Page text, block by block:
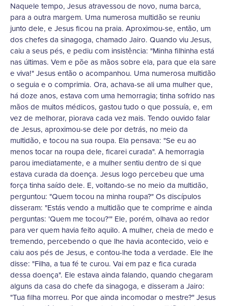
Naquele tempo, Jesus atravessou de novo, numa barca,
para a outra margem. Uma numerosa multidão se reuniu
junto dele, e Jesus ficou na praia. Aproximou-se, então, um
dos chefes da sinagoga, chamado Jairo. Quando viu Jesus,
caiu a seus pés, e pediu com insistência: "Minha filhinha está
nas últimas. Vem e põe as mãos sobre ela, para que ela sare
e viva!" Jesus então o acompanhou. Uma numerosa multidão
o seguia e o comprimia. Ora, achava-se ali uma mulher que,
há doze anos, estava com uma hemorragia; tinha sofrido nas
mãos de muitos médicos, gastou tudo o que possuía, e, em
vez de melhorar, piorava cada vez mais. Tendo ouvido falar
de Jesus, aproximou-se dele por detrás, no meio da
multidão, e tocou na sua roupa. Ela pensava: "Se eu ao
menos tocar na roupa dele, ficarei curada". A hemorragia
parou imediatamente, e a mulher sentiu dentro de si que
estava curada da doença. Jesus logo percebeu que uma
força tinha saído dele. E, voltando-se no meio da multidão,
perguntou: "Quem tocou na minha roupa?" Os discípulos
disseram: "Estás vendo a multidão que te comprime e ainda
perguntas: 'Quem me tocou?'" Ele, porém, olhava ao redor
para ver quem havia feito aquilo. A mulher, cheia de medo e
tremendo, percebendo o que lhe havia acontecido, veio e
caiu aos pés de Jesus, e contou-lhe toda a verdade. Ele lhe
disse: "Filha, a tua fé te curou. Vai em paz e fica curada
dessa doença". Ele estava ainda falando, quando chegaram
alguns da casa do chefe da sinagoga, e disseram a Jairo:
"Tua filha morreu. Por que ainda incomodar o mestre?" Jesus